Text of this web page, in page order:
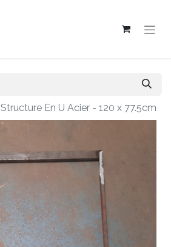
Structure En U Acier - 120 x 77.5cm